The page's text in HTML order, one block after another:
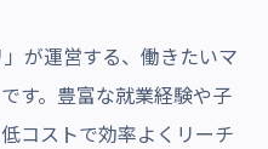
が運営する、働きたいマ
す。豊富な就業経験や子
コストで効率よくリーチ